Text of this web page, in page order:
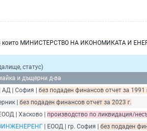
които МИНИСТЕРСТВО НА ИКОНОМИКАТА И
статус)
и дъщерни д-ва
| АД | София | без подаден финансов отчет за 1991
| без подаден финансов отчет за 2023 г.
| Хасково | производство по ликвидация/
| ЕООД | гр. София | без подаден